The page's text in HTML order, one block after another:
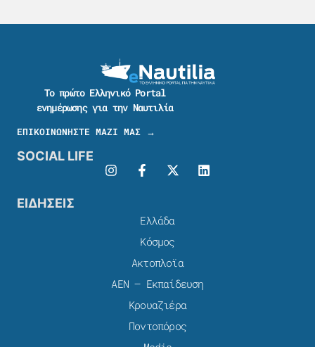
Το πρώτο Ελληνικό Portal
ενημέρωσης για την Ναυτιλία
ΕΠΙΚΟΙΝΩΝΗΣΤΕ ΜΑΖΙ ΜΑΣ →
SOCIAL LIFE
ΕΙΔΗΣΕΙΣ
Ελλάδα
Κόσμος
Ακτοπλοϊα
ΑΕΝ – Εκπαίδευση
Κρουαζιέρα
Ποντοπόρος